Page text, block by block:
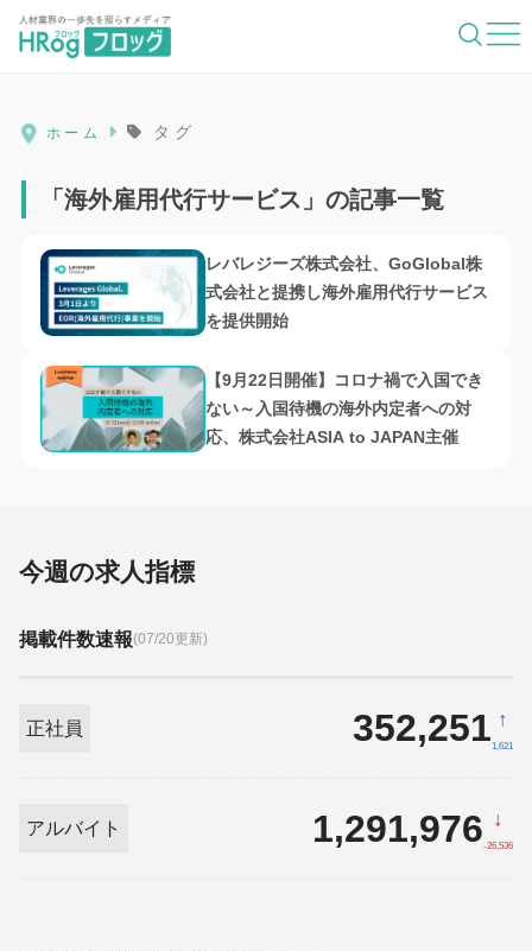
HRog | 人材業界の一歩先を照らすメディ
ホーム タグ
「海外雇用代行サービス」の記事一覧
レバレジーズ株式会社、GoGlobal株
式会社と提携し海外雇用代行サービス
を提供開始
【9月22日開催】コロナ禍で入国でき
ない～入国待機の海外内定者への対
応、株式会社ASIA to JAPAN主催
今週の求人指標
掲載件数速報(07/20更新)
正社員 352,251 ↑
1,621
アルバイト 1,291,976 ↓
-26,536